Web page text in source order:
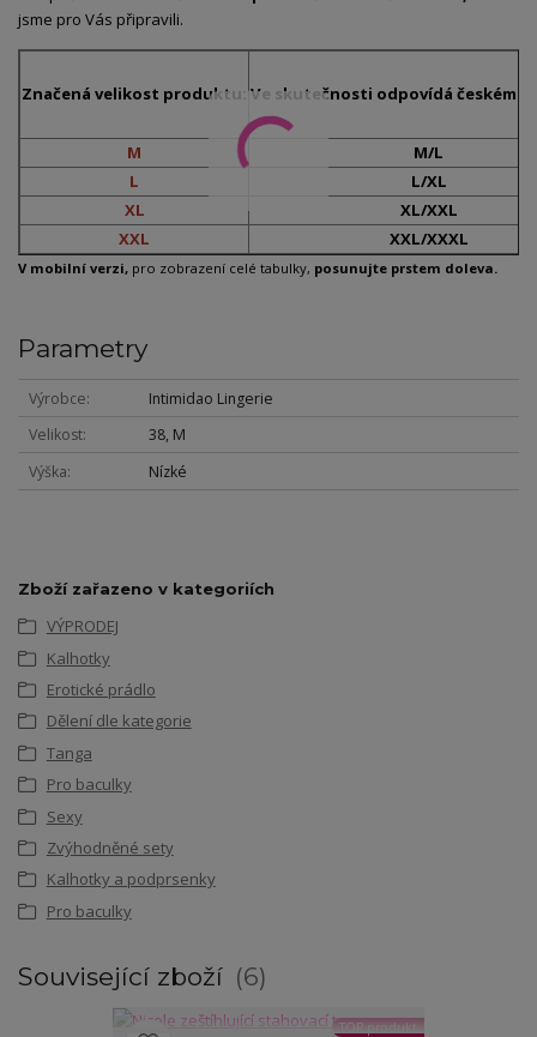
jsme pro Vás připravili.
Značená velikost produktu: Ve skutečnosti odpovídá českému
M
M/L
L
L/XL
XL
XL/XXL
XXL
XXL/XXXL
V mobilní verzi, pro zobrazení celé tabulky, posunujte prstem doleva.
Parametry
Výrobce
Intimidao Lingerie
Velikost
38, M
Výška
Nízké
Zboží zařazeno v kategoriích
VÝPRODEJ
Kalhotky
Erotické prádlo
Dělení dle kategorie
Tanga
Pro baculky
Sexy
Zvýhodněné sety
Kalhotky a podprsenky
Pro baculky
Související zboží 6
TOP produkt